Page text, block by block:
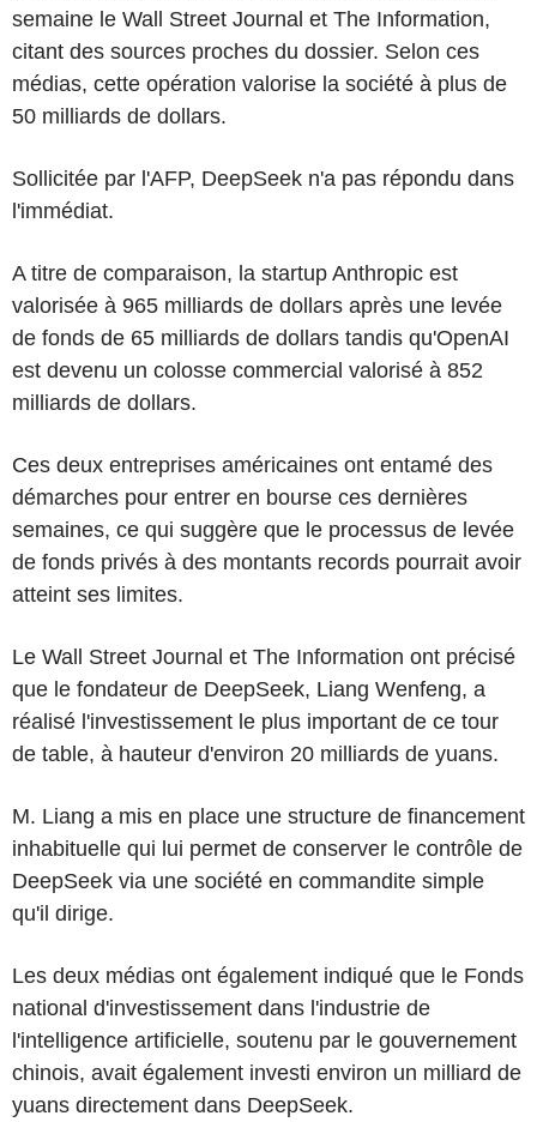
semaine le Wall Street Journal et The Information,
citant des sources proches du dossier. Selon ces
médias, cette opération valorise la société à plus de
50 milliards de dollars.
Sollicitée par l'AFP, DeepSeek n'a pas répondu dans
l'immédiat.
A titre de comparaison, la startup Anthropic est
valorisée à 965 milliards de dollars après une levée
de fonds de 65 milliards de dollars tandis qu'OpenAI
est devenu un colosse commercial valorisé à 852
milliards de dollars.
Ces deux entreprises américaines ont entamé des
démarches pour entrer en bourse ces dernières
semaines, ce qui suggère que le processus de levée
de fonds privés à des montants records pourrait avoir
atteint ses limites.
Le Wall Street Journal et The Information ont précisé
que le fondateur de DeepSeek, Liang Wenfeng, a
réalisé l'investissement le plus important de ce tour
de table, à hauteur d'environ 20 milliards de yuans.
M. Liang a mis en place une structure de financement
inhabituelle qui lui permet de conserver le contrôle de
DeepSeek via une société en commandite simple
qu'il dirige.
Les deux médias ont également indiqué que le Fonds
national d'investissement dans l'industrie de
l'intelligence artificielle, soutenu par le gouvernement
chinois, avait également investi environ un milliard de
yuans directement dans DeepSeek.